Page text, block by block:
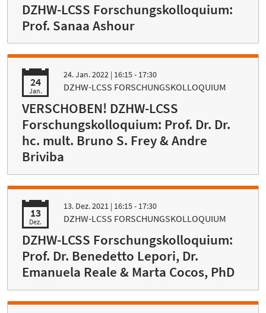
DZHW-LCSS Forschungskolloquium:
Prof. Sanaa Ashour
24
Jan.
24. Jan. 2022 | 16:15 - 17:30
DZHW-LCSS FORSCHUNGSKOLLOQUIUM
VERSCHOBEN! DZHW-LCSS
Forschungskolloquium: Prof. Dr. Dr.
hc. mult. Bruno S. Frey & Andre
Briviba
13
Dez.
13. Dez. 2021 | 16:15 - 17:30
DZHW-LCSS FORSCHUNGSKOLLOQUIUM
DZHW-LCSS Forschungskolloquium:
Prof. Dr. Benedetto Lepori, Dr.
Emanuela Reale & Marta Cocos, PhD